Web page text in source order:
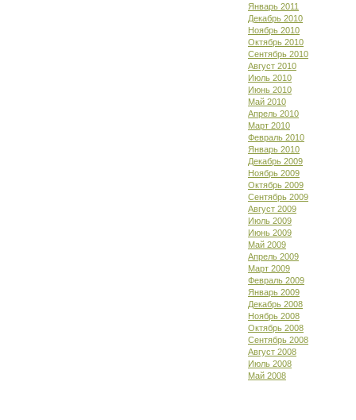
Январь 2011
Декабрь 2010
Ноябрь 2010
Октябрь 2010
Сентябрь 2010
Август 2010
Июль 2010
Июнь 2010
Май 2010
Апрель 2010
Март 2010
Февраль 2010
Январь 2010
Декабрь 2009
Ноябрь 2009
Октябрь 2009
Сентябрь 2009
Август 2009
Июль 2009
Июнь 2009
Май 2009
Апрель 2009
Март 2009
Февраль 2009
Январь 2009
Декабрь 2008
Ноябрь 2008
Октябрь 2008
Сентябрь 2008
Август 2008
Июль 2008
Май 2008